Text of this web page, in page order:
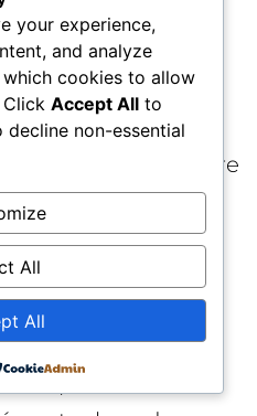
» (article/guide)
court) pour
d’intention.
trouver la « meilleure
celle qui performe
🛠️
pour les
imposent une
your experience,
and analyze
cookies to allow
Click Accept All to
decline non-essential
All
All